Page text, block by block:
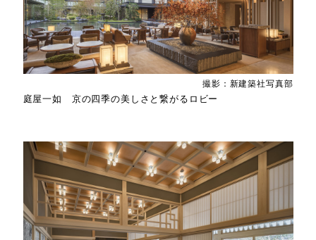
庭屋一如 京の四季の美しさと繋がるロビー
撮影：新建築社写真部